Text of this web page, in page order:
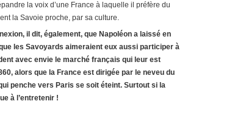
la voix d’une France à laquelle il préfère du
la Savoie proche, par sa culture.
il dit, également, que Napoléon a laissé en
les Savoyards aimeraient eux aussi participer à
avec envie le marché français qui leur est
alors que la France est dirigée par le neveu du
penche vers Paris se soit éteint. Surtout si la
à l’entretenir !